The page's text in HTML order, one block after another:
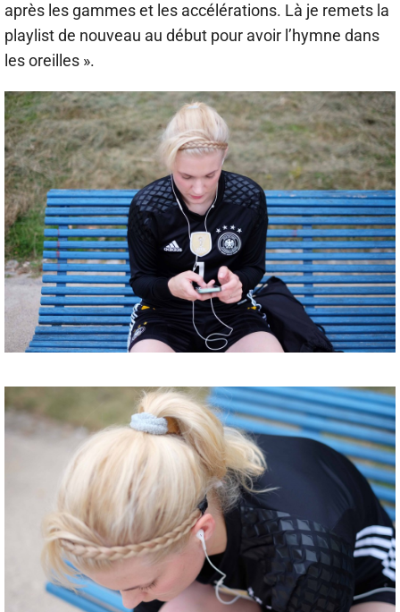
après les gammes et les accélérations. Là je remets la
playlist de nouveau au début pour avoir l’hymne dans
les oreilles ».